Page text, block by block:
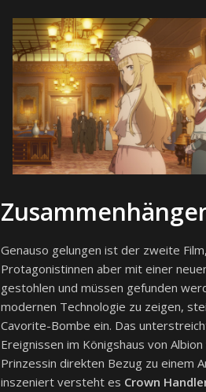
Genauso gelungen ist der zweite
Protagonistinnen aber mit einer
gestohlen und müssen gefunden
modernen Technologie zu zeigen,
Cavorite-Bombe ein. Das
Ereignissen im Königshaus von
Prinzessin direkten Bezug zu einem
inszeniert versteht es Crown